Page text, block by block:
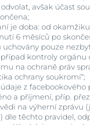
avšak účast
je doba: od
6 měsíců po
uchovány pouze
kontroly orgánu
na ochraně práv
ochrany soukromí“;
z facebookového
a příjmení, příp.
na výherní zprávu
dle těchto pravidel,